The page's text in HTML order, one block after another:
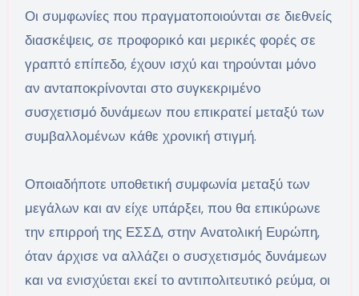
Οι συμφωνίες που πραγματοποιούνται σε διεθνείς
διασκέψεις, σε προφορικό και μερικές φορές σε
γραπτό επίπεδο, έχουν ισχύ και τηρούνται μόνο
αν ανταποκρίνονται στο συγκεκριμένο
συσχετισμό δυνάμεων που επικρατεί μεταξύ των
συμβαλλομένων κάθε χρονική στιγμή.
Οποιαδήποτε υποθετική συμφωνία μεταξύ των
μεγάλων και αν είχε υπάρξει, που θα επικύρωνε
την επιρροή της ΕΣΣΔ, στην Ανατολική Ευρώπη,
όταν άρχισε να αλλάζει ο συσχετισμός δυνάμεων
και να ενισχύεται εκεί το αντιπολιτευτικό ρεύμα, οι